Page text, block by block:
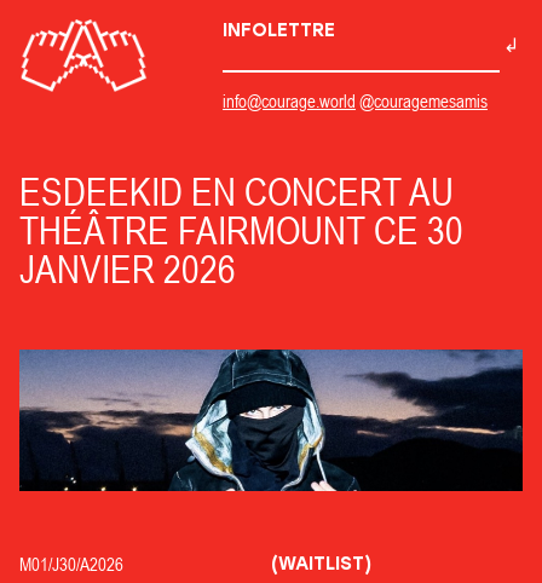
INFOLETTRE
info@courage.world @couragemesamis
ESDEEKID EN CONCERT AU
THÉÂTRE FAIRMOUNT CE 30
JANVIER 2026
M01/J30/A2026 (WAITLIST)